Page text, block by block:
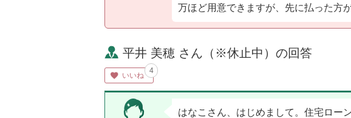
万ほど用意できますが、先に払った方
平井 美穂 さん（※休止中）の回答
いいね
4
はなこさん、はじめまして。住宅ロー